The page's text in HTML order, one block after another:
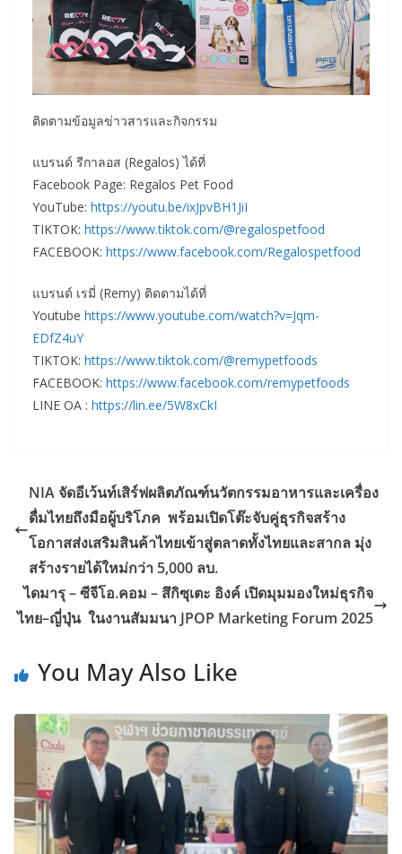
ติดตามข้อมูลข่าวสารและกิจกรรม
แบรนด์ รีกาลอส (Regalos) ได้ที่
Facebook Page: Regalos Pet Food
YouTube: https://youtu.be/ixJpvBH1JiI
TIKTOK: https://www.tiktok.com/@regalospetfood
FACEBOOK: https://www.facebook.com/Regalospetfood
แบรนด์ เรมี่ (Remy) ติดตามได้ที่
Youtube https://www.youtube.com/watch?v=Jqm-
EDfZ4uY
TIKTOK: https://www.tiktok.com/@remypetfoods
FACEBOOK: https://www.facebook.com/remypetfoods
LINE OA : https://lin.ee/5W8xCkI
NIA จัดอีเว้นท์เสิร์ฟผลิตภัณฑ์นวัตกรรมอาหารและเครื่อง
ดื่มไทยถึงมือผู้บริโภค พร้อมเปิดโต๊ะจับคู่ธุรกิจสร้าง
โอกาสส่งเสริมสินค้าไทยเข้าสู่ตลาดทั้งไทยและสากล มุ่ง
สร้างรายได้ใหม่กว่า 5,000 ลบ.
ไดมารุ – ซีจีโอ.คอม – สึกิซุเตะ อิงค์ เปิดมุมมองใหม่ธุรกิจ
ไทย–ญี่ปุ่น ในงานสัมมนา JPOP Marketing Forum 2025
You May Also Like